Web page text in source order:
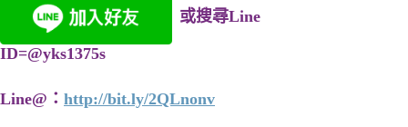
或搜尋Line
ID=@yks1375s
Line@： http://bit.ly/2QLnonv